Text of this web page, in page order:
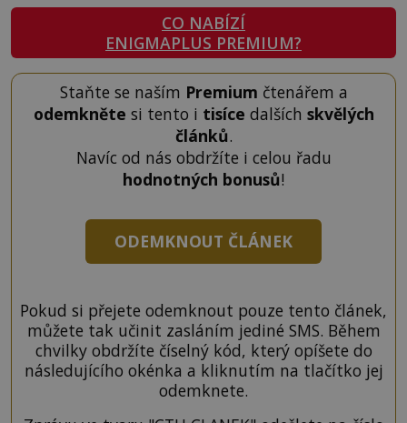
CO NABÍZÍ
ENIGMAPLUS PREMIUM?
Staňte se naším Premium čtenářem a
odemkněte si tento i tisíce dalších skvělých
článků.
Navíc od nás obdržíte i celou řadu
hodnotných bonusů!
ODEMKNOUT ČLÁNEK
Pokud si přejete odemknout pouze tento článek,
můžete tak učinit zasláním jediné SMS. Během
chvilky obdržíte číselný kód, který opíšete do
následujícího okénka a kliknutím na tlačítko jej
odemknete.